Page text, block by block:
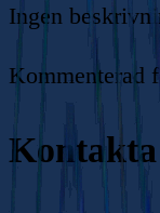
Ingen
Kommenterad
Kontakta